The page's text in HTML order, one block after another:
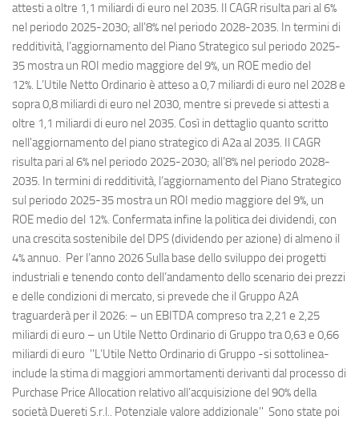
attesti a oltre 1,1 miliardi di euro nel 2035. Il CAGR risulta pari al 6%
nel periodo 2025-2030; all’8% nel periodo 2028-2035. In termini di
redditività, l’aggiornamento del Piano Strategico sul periodo 2025-
35 mostra un ROI medio maggiore del 9%, un ROE medio del
12%. L’Utile Netto Ordinario è atteso a 0,7 miliardi di euro nel 2028 e
sopra 0,8 miliardi di euro nel 2030, mentre si prevede si attesti a
oltre 1,1 miliardi di euro nel 2035. Così in dettaglio quanto scritto
nell'aggiornamento del piano strategico di A2a al 2035. Il CAGR
risulta pari al 6% nel periodo 2025-2030; all’8% nel periodo 2028-
2035. In termini di redditività, l’aggiornamento del Piano Strategico
sul periodo 2025-35 mostra un ROI medio maggiore del 9%, un
ROE medio del 12%. Confermata infine la politica dei dividendi, con
una crescita sostenibile del DPS (dividendo per azione) di almeno il
4% annuo. Per l’anno 2026 Sulla base dello sviluppo dei progetti
industriali e tenendo conto dell’andamento dello scenario dei prezzi
e delle condizioni di mercato, si prevede che il Gruppo A2A
traguarderà per il 2026: – un EBITDA compreso tra 2,21 e 2,25
miliardi di euro – un Utile Netto Ordinario di Gruppo tra 0,63 e 0,66
miliardi di euro ''L’Utile Netto Ordinario di Gruppo -si sottolinea-
include la stima di maggiori ammortamenti derivanti dal processo di
Purchase Price Allocation relativo all’acquisizione del 90% della
società Duereti S.r.l.. Potenziale valore addizionale'' Sono state poi